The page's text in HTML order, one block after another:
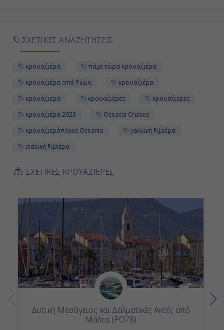
ΣΧΕΤΙΚΕΣ ΑΝΑΖΗΤΗΣΕΙΣ
κρουαζιέρα
πάμε τώρα κρουαζιέρα
κρουαζιέρα από Ρώμη
κρουαζιέρα
κρουαζιερα
κρουαζιέρες
κρουαζιερες
κρουαζιέρα 2023
Oceacia Cruises
κρουαζιερόπλοια Oceania
γαλλική Ριβιέρα
ιταλική Ριβιέρα
ΣΧΕΤΙΚΕΣ ΚΡΟΥΑΖΙΕΡΕΣ
Δυτική Μεσόγειος και Δαλματικές Ακτές από
Μάλτα (PO78)